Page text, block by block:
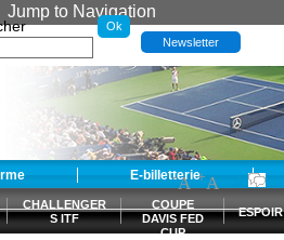
Jump to Navigation
Newsletter
E-billetterie
CHALLENGER
S ITF
COUPE
DAVIS FED
CUP
ESPOIR
-A +A